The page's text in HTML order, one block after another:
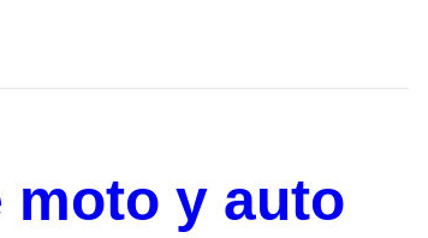
moto y auto